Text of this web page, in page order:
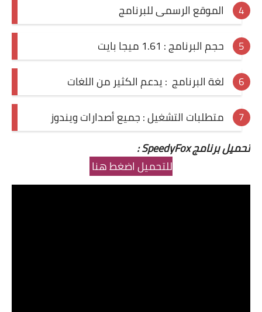
الموقع الرسمى للبرنامج
حجم البرنامج : 1.61 ميجا بايت
لغة البرنامج : يدعم الكثير من اللغات
متطلبات التشغيل : جميع أصدارات ويندوز
تحميل برنامج SpeedyFox :
للتحميل اضغط هنا